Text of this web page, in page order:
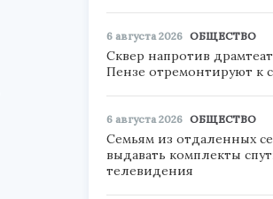
6 августа 2026 ОБЩЕСТВО
Сквер напротив
Пензе отремонтируют к
6 августа 2026 ОБЩЕСТВО
Семьям из отдаленных
выдавать комплекты
телевидения